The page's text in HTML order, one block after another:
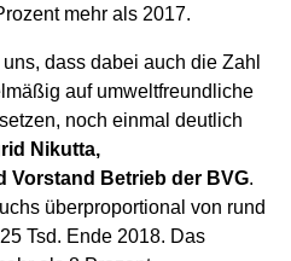
mehr als 2017.
dass dabei auch die Zahl
auf umweltfreundliche
noch einmal deutlich
Nikutta,
Vorstand Betrieb der BVG.
überproportional von rund
Tsd. Ende 2018. Das